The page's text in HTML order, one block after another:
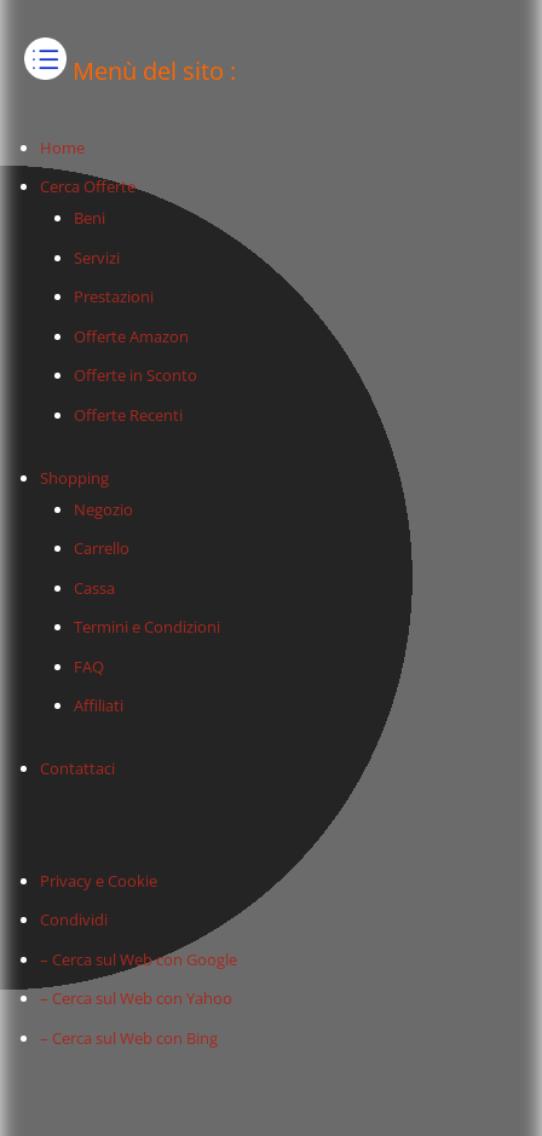
Menù del sito :
Home
Cerca Offerte
Beni
Servizi
Prestazioni
Offerte Amazon
Offerte in Sconto
Offerte Recenti
Shopping
Negozio
Carrello
Cassa
Termini e Condizioni
FAQ
Affiliati
Contattaci
Privacy e Cookie
Condividi
– Cerca sul Web con Google
– Cerca sul Web con Yahoo
– Cerca sul Web con Bing